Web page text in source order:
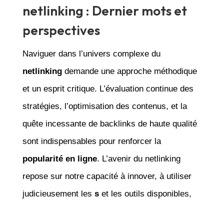
netlinking : Dernier mots et
perspectives
Naviguer dans l’univers complexe du
netlinkingdemande une approche méthodique
et un esprit critique. L’évaluation continue des
stratégies, l’optimisation des contenus, et la
quête incessante de backlinks de haute qualité
sont indispensables pour renforcer la
popularité en ligne. L’avenir du netlinking
repose sur notre capacité à innover, à utiliser
judicieusement les set les outils disponibles,